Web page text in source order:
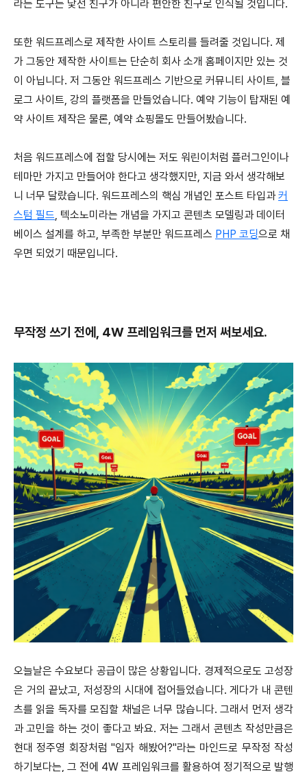
라는 도구는 낯선 친구가 아니라 편안한 친구로 인식될 것입니다.
또한 워드프레스로 제작한 사이트 스토리를 들려줄 것입니다. 제
가 그동안 제작한 사이트는 단순히 회사 소개 홈페이지만 있는 것
이 아닙니다. 저 그동안 워드프레스 기반으로 커뮤니티 사이트, 블
로그 사이트, 강의 플랫폼을 만들었습니다. 예약 기능이 탑재된 예
약 사이트 제작은 물론, 예약 쇼핑몰도 만들어봤습니다.
처음 워드프레스에 접할 당시에는 저도 워린이처럼 플러그인이나
테마만 가지고 만들어야 한다고 생각했지만, 지금 와서 생각해보
니 너무 달랐습니다. 워드프레스의 핵심 개념인 포스트 타입과커
스텀 필드 , 텍소노미라는 개념을 가지고 콘텐츠 모델링과 데이터
베이스 설계를 하고, 부족한 부분만 워드프레스 PHP 코딩으로 채
우면 되었기 때문입니다.
무작정 쓰기 전에, 4W 프레임워크를 먼저 써보세요.
오늘날은 수요보다 공급이 많은 상황입니다. 경제적으로도 고성장
은 거의 끝났고, 저성장의 시대에 접어들었습니다. 게다가 내 콘텐
츠를 읽을 독자를 모집할 채널은 너무 많습니다. 그래서 먼저 생각
과 고민을 하는 것이 좋다고 봐요. 저는 그래서 콘텐츠 작성만큼은
현대 정주영 회장처럼 "임자 해봤어?"라는 마인드로 무작정 작성
하기보다는, 그 전에 4W 프레임워크를 활용하여 정기적으로 발행